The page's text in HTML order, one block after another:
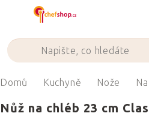
Domů Kuchyně Nože
Nůž na chléb 23 cm